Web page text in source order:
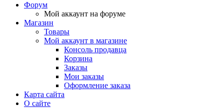
Форум
Мой аккаунт на форуме
Магазин
Товары
Мой аккаунт в магазине
Консоль продавца
Корзина
Заказы
Мои заказы
Оформление заказа
Карта сайта
О сайте